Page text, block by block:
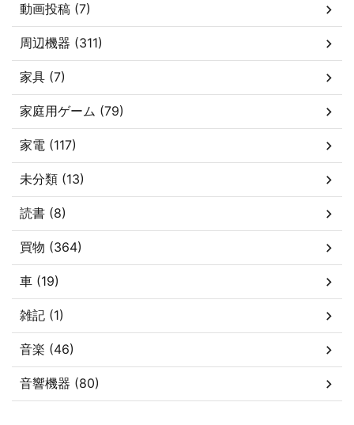
動画投稿 (7)
周辺機器 (311)
家具 (7)
家庭用ゲーム (79)
家電 (117)
未分類 (13)
読書 (8)
買物 (364)
車 (19)
雑記 (1)
音楽 (46)
音響機器 (80)